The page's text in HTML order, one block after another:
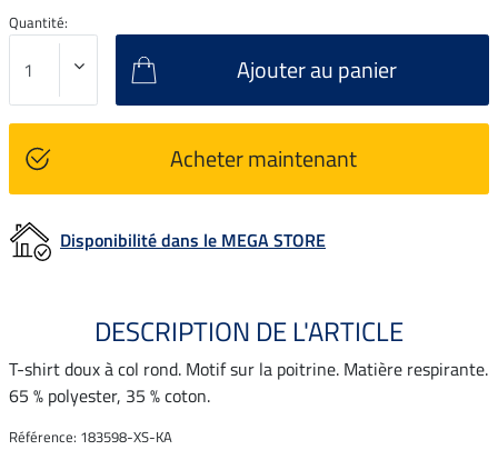
Quantité:
Ajouter au panier
Acheter maintenant
Disponibilité dans le MEGA STORE
DESCRIPTION DE L'ARTICLE
T-shirt doux à col rond. Motif sur la poitrine. Matière respirante.
65 % polyester, 35 % coton.
Référence: 183598-XS-KA